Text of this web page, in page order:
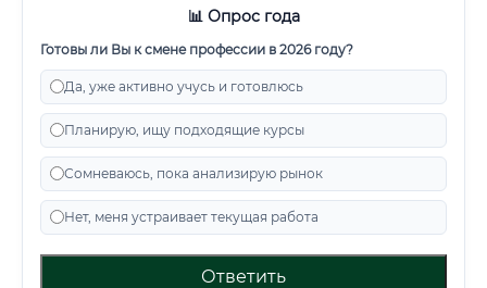
📊 Опрос года
Готовы ли Вы к смене профессии в 2026 году?
Да, уже активно учусь и готовлюсь
Планирую, ищу подходящие курсы
Сомневаюсь, пока анализирую рынок
Нет, меня устраивает текущая работа
Ответить